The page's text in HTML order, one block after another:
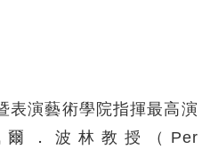
表演藝術學院指揮最高演
．波林教授（Per